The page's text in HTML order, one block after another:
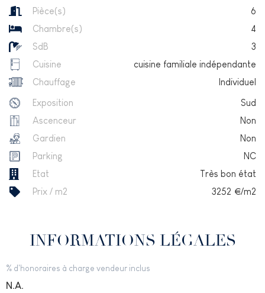
Pièce(s)
6
Chambre(s)
4
SdB
3
Cuisine
cuisine familiale indépendante
Chauffage
Individuel
Exposition
Sud
Ascenceur
Non
Gardien
Non
Parking
NC
Etat
Très bon état
Prix / m2
3252 €/m2
INFORMATIONS LÉGALES
% d'honoraires à charge vendeur inclus
N.A.